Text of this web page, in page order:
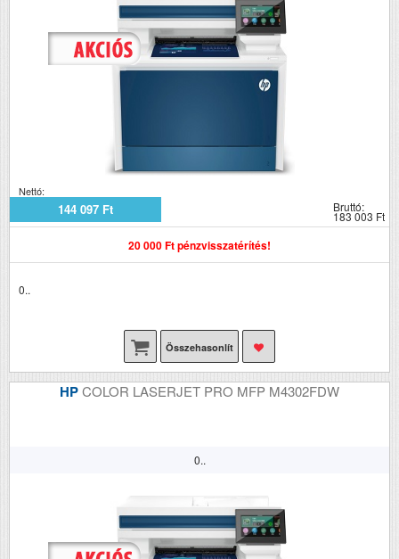
Nettó:
144 097 Ft Bruttó:
183 003 Ft
20 000 Ft pénzvisszatérítés!
0..
Összehasonlít
HPCOLOR LASERJET PRO MFP M4302FDW
0..